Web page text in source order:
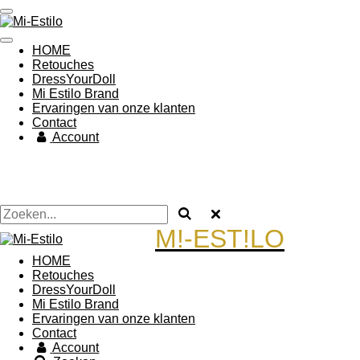
Ga
direct
naar
de
hoofdinhoud
HOME
Retouches
DressYourDoll
Mi Estilo Brand
Ervaringen van onze klanten
Contact
Account
M!-EST!LO
HOME
Retouches
DressYourDoll
Mi Estilo Brand
Ervaringen van onze klanten
Contact
Account